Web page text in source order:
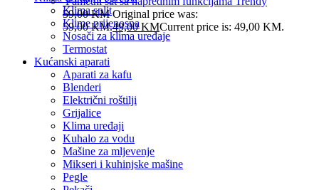
Klima split
Klime prijenosna
Nosači za klima uređaje
Termostat
Kućanski aparati
Aparati za kafu
Blenderi
Električni roštilji
Grijalice
Klima uređaji
Kuhalo za vodu
Mašine za mljevenje
Mikseri i kuhinjske mašine
Pegle
59,00KM Original price was:
59,00 KM.49,00KMCurrent price is: 49,00 KM.